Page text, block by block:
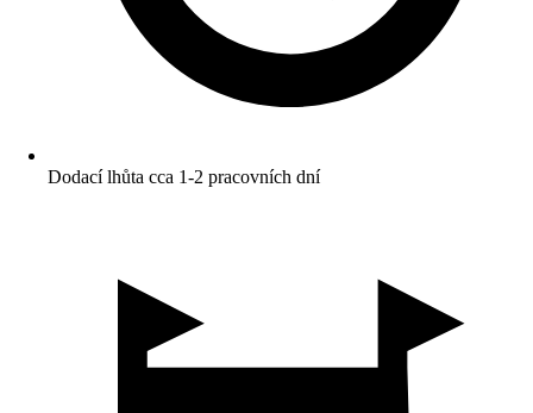
Dodací lhůta cca 1-2 pracovních dní